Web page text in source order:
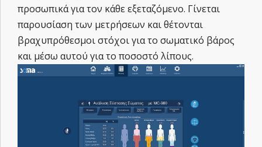
προσωπικά για τον κάθε εξεταζόμενο. Γίνεται
παρουσίαση των μετρήσεων και θέτονται
βραχυπρόθεσμοι στόχοι για το σωματικό βάρος
και μέσω αυτού για το ποσοστό λίπους.